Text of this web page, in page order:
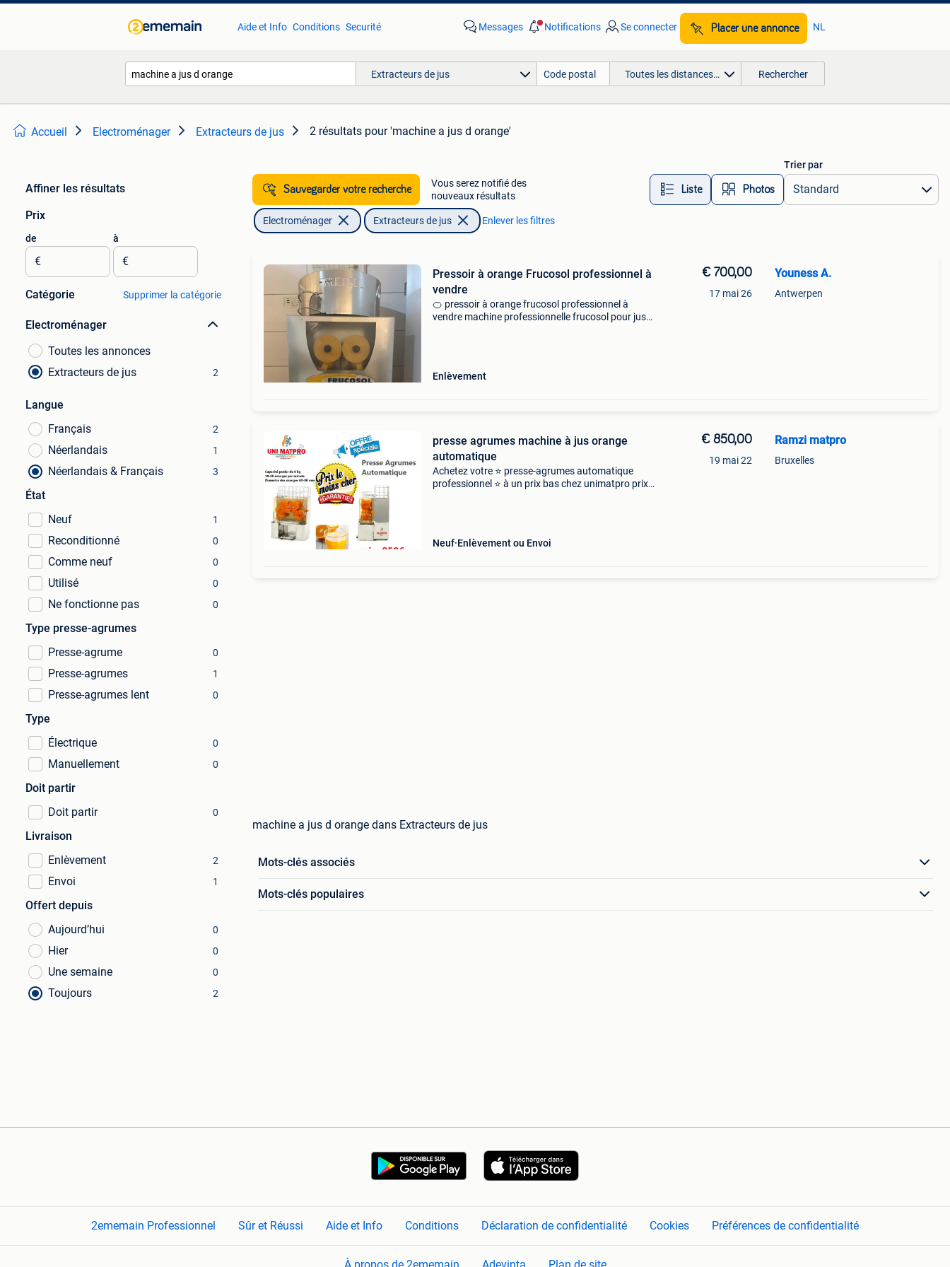
Aide et Info Conditions Securité Messages Notifications Se connecter Placer une annonce NL
Extracteurs de jus Toutes les distances… Rechercher
Accueil Electroménager Extracteurs de jus 2 résultats pour 'machine a jus d orange'
Affiner les résultats
Prix
de
€
à
€
Catégorie Supprimer la catégorie
Electroménager
Toutes les annonces
Extracteurs de jus
2
Langue
Français
2
Néerlandais 1
Néerlandais & Français 3
État
Neuf
1
Reconditionné 0
Comme neuf 0
Utilisé 0
Ne fonctionne pas 0
Type presse-agrumes
Presse-agrume
0
Presse-agrumes 1
Presse-agrumes lent 0
Type
Électrique
0
Manuellement 0
Doit partir
Doit partir
0
Livraison
Enlèvement
2
Envoi 1
Offert depuis
Aujourd’hui
0
Hier 0
Une semaine 0
Toujours 2
Sauvegarder votre recherche
Vous serez notifié des
nouveaux résultats
Liste Photos
Trier par
Electroménager Extracteurs de jus Enlever les filtres
Pressoir à orange Frucosol professionnel à
vendre
🍊 pressoir à orange frucosol professionnel à
vendre machine professionnelle frucosol pour jus
Enlèvement
€ 700,00
17 mai 26
Youness A.
Antwerpen
presse agrumes machine à jus orange
automatique
Achetez votre ⭐ presse-agrumes automatique
professionnel ⭐ à un prix bas chez unimatpro prix
Neuf Enlèvement ou Envoi
€ 850,00
19 mai 22
Ramzi matpro
Bruxelles
machine a jus d orange dans Extracteurs de jus
Mots-clés associés
Mots-clés populaires
2ememain Professionnel Sûr et Réussi Aide et Info Conditions Déclaration de confidentialité Cookies Préférences de confidentialité